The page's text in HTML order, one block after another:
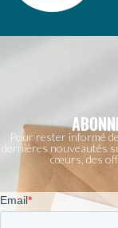
Pour rester informé
dernières nouveautés
cœurs, des